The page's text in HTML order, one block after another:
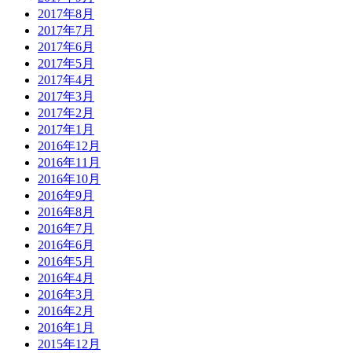
2017年8月
2017年7月
2017年6月
2017年5月
2017年4月
2017年3月
2017年2月
2017年1月
2016年12月
2016年11月
2016年10月
2016年9月
2016年8月
2016年7月
2016年6月
2016年5月
2016年4月
2016年3月
2016年2月
2016年1月
2015年12月